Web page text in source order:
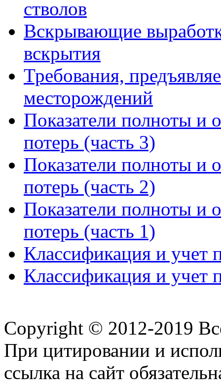
стволов
Вскрывающие
вскрытия
Требования,
месторождений
Показатели полноты и
потерь (часть 3)
Показатели полноты и
потерь (часть 2)
Показатели полноты и
потерь (часть 1)
Классификация и учет
Классификация и учет
Copyright © 2012-2019
При цитировании и
ссылка на сайт